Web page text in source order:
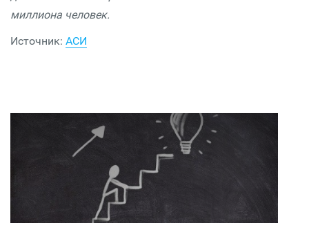
миллиона человек.
Источник: АСИ